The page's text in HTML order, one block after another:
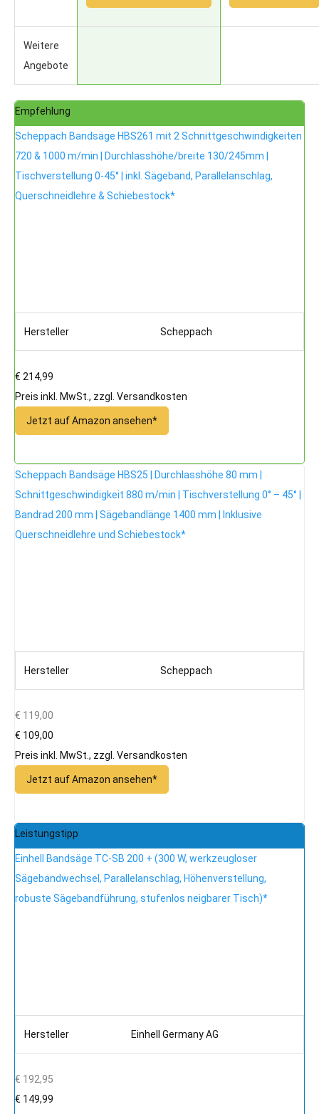
Weitere
Angebote
Empfehlung
Scheppach Bandsäge HBS261 mit 2 Schnittgeschwindigkeiten
720 & 1000 m/min | Durchlasshöhe/breite 130/245mm |
Tischverstellung 0-45° | inkl. Sägeband, Parallelanschlag,
Querschneidlehre & Schiebestock*
Hersteller Scheppach
€ 214,99
Preis inkl. MwSt., zzgl. Versandkosten
Jetzt auf Amazon ansehen*
Scheppach Bandsäge HBS25 | Durchlasshöhe 80 mm |
Schnittgeschwindigkeit 880 m/min | Tischverstellung 0° – 45° |
Bandrad 200 mm | Sägebandlänge 1400 mm | Inklusive
Querschneidlehre und Schiebestock*
Hersteller Scheppach
€ 119,00
€ 109,00
Preis inkl. MwSt., zzgl. Versandkosten
Jetzt auf Amazon ansehen*
Leistungstipp
Einhell Bandsäge TC-SB 200 + (300 W, werkzeugloser
Sägebandwechsel, Parallelanschlag, Höhenverstellung,
robuste Sägebandführung, stufenlos neigbarer Tisch)*
Hersteller Einhell Germany AG
€ 192,95
€ 149,99